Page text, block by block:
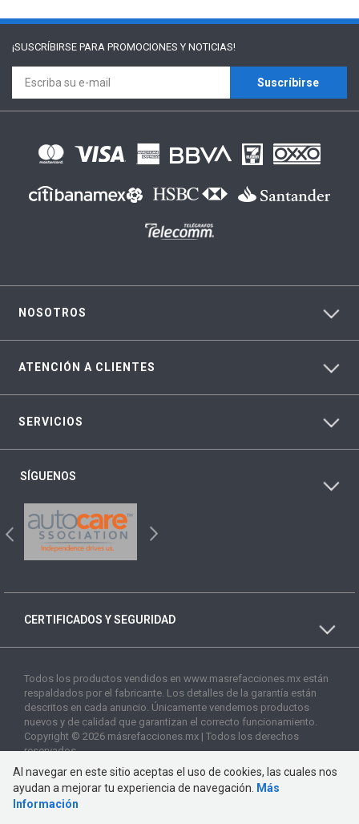
¡SUSCRÍBIRSE PARA PROMOCIONES Y NOTICIAS!
Suscríbirse
NOSOTROS
ATENCIÓN A CLIENTES
SERVICIOS
SÍGUENOS
CERTIFICADOS Y SEGURIDAD
Todos los productos vendidos en www.masrefacciones.mx están
respaldados por el fabricante. Los detalles de la garantía están
descritos en cada anuncio. Únicamente vendemos productos
nuevos y de calidad que garantizan el correcto funcionamiento.
Copyright © 2026 másrefacciones.mx | Todos los derechos
reservados
Al navegar en este sitio aceptas el uso de cookies, las cuales nos
ayudan a mejorar tu experiencia de navegación.
Más
Información